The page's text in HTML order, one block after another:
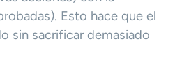
Esto hace que el
sin sacrificar demasiado